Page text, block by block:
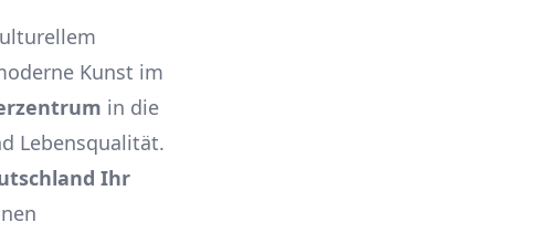
Kunst im
in die
Lebensqualität.
Ihr